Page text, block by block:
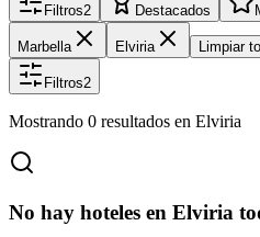
Filtros2 Destacados
Marbella Elviria Limpiar
Filtros2
Mostrando 0 resultados en Elviria
No hay hoteles en Elviria